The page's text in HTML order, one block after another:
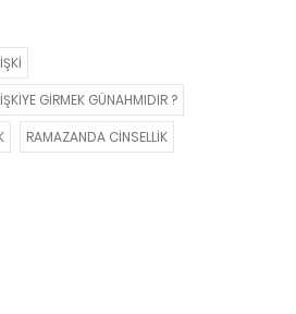
GIRMEK GÜNAHMIDIR ?
RAMAZANDA CINSELLIK